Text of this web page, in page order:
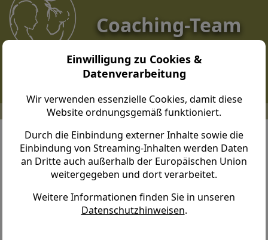
Einwilligung zu Cookies &
Datenverarbeitung
Wir verwenden essenzielle Cookies, damit diese
Website ordnungsgemäß funktioniert.
Durch die Einbindung externer Inhalte sowie die
Einbindung von Streaming-Inhalten werden Daten
an Dritte auch außerhalb der Europäischen Union
weitergegeben und dort verarbeitet.
Weitere Informationen finden Sie in unseren
Datenschutzhinweisen.
Coaching-Team
Dresden
Coaching-Team Dresden > Vorab > Ihre Voraussetzungen
Ihre Voraussetzungen für das
Coaching mit Pferd